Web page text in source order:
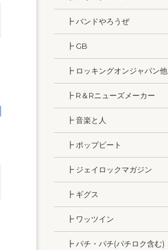
┣ バンドやろうぜ
┣ GB
┣ ロッキングオンジャパン他
┣ R＆Rニューズメーカー
┣ 音楽と人
┣ ポップビート
┣ ジェイロックマガジン
┣ ギグス
┣ ワッツイン
┣ パチ・パチ(パチロク含む)